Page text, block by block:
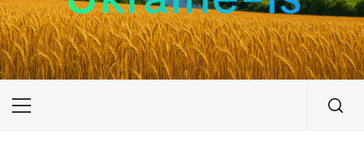
UKRAINE-IS
ПУТЕШЕСТВИЕ ПО УКРАИНЕ
Primary